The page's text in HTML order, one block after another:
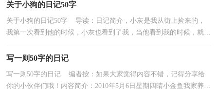
关于小狗的日记50字
关于小狗的日记50字 导读：日记简介，小灰是我从街上捡来的，
我第一次看到他的时候，小灰也看到了我，当他看到我的时候，就喜
写一则50字的日记
写一则50字的日记 编者按：如果大家觉得内容不错，记得分享给
你的小伙伴们哦！内容简介：2010年5月6日星期四晴小金鱼我家养了